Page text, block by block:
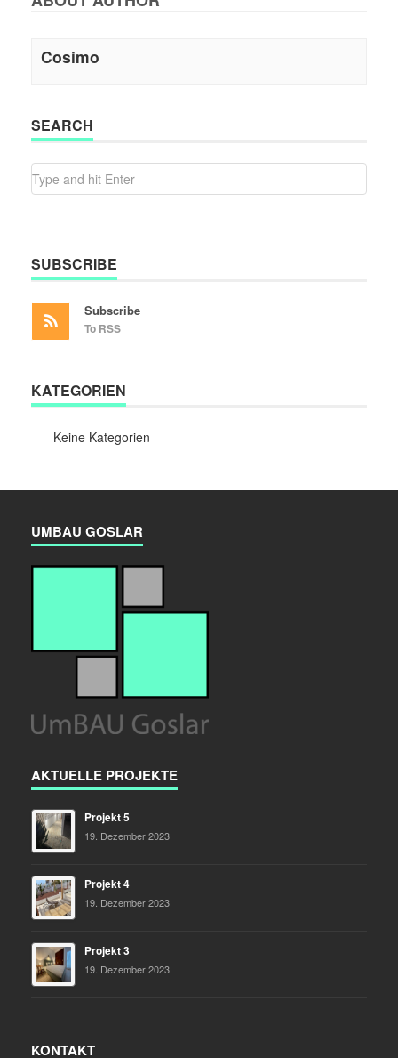
Cosimo
SEARCH
SUBSCRIBE
Subscribe
To RSS
KATEGORIEN
Keine Kategorien
UMBAU GOSLAR
AKTUELLE PROJEKTE
Projekt 5
19. Dezember 2023
Projekt 4
19. Dezember 2023
Projekt 3
19. Dezember 2023
KONTAKT